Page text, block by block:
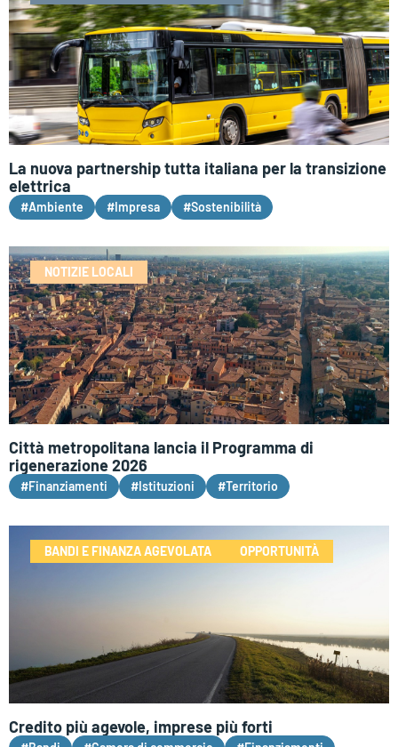
La nuova partnership tutta italiana per la transizione
elettrica
#Ambiente #Impresa #Sostenibilità
NOTIZIE LOCALI
Città metropolitana lancia il Programma di
rigenerazione 2026
#Finanziamenti #Istituzioni #Territorio
BANDI E FINANZA AGEVOLATA OPPORTUNITÀ
Credito più agevole, imprese più forti